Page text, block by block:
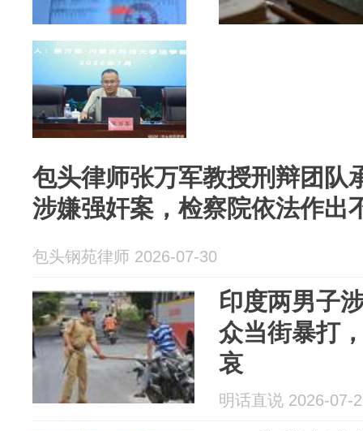
包头律师张万军教授刑辩团队
涉嫌强奸案，检察院依法作出
包头钢苑律师 2026-07-30
印度两男子
众当街暴打
哀
明话直说 2026-07-